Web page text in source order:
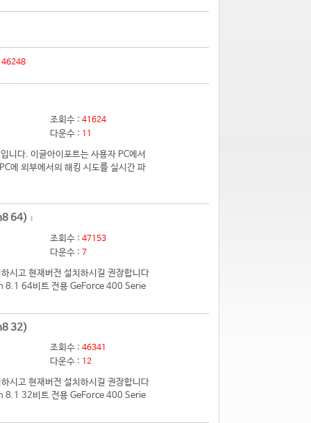
46248
조회수 : 41624
다운수 : 11
니다. 이글아이포트는 사용자 PC에서
에 외부에서의 해킹 시도를 실시간 파
64) 1
조회수 : 47153
다운수 : 7
시고 현재버전 설치하시길 권장합니다
8.1 64비트 전용 GeForce 400 Serie
32)
조회수 : 46341
다운수 : 12
시고 현재버전 설치하시길 권장합니다
8.1 32비트 전용 GeForce 400 Serie